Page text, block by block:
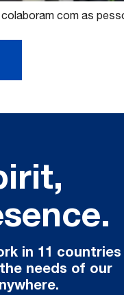
com as
in 11 countries
needs of our